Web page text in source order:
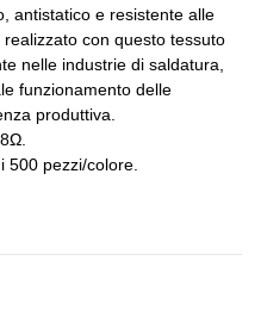
antistatico e resistente alle
con questo tessuto
nelle industrie di saldatura,
funzionamento delle
produttiva.
500 pezzi/colore.